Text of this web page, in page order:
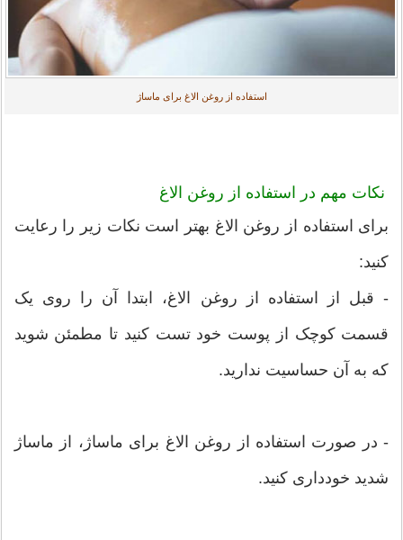
استفاده از روغن الاغ برای ماساژ
نکات مهم در استفاده از روغن الاغ
برای استفاده از روغن الاغ بهتر است نکات زیر را رعایت
کنید:
- قبل از استفاده از روغن الاغ، ابتدا آن را روی یک
قسمت کوچک از پوست خود تست کنید تا مطمئن شوید
که به آن حساسیت ندارید.
- در صورت استفاده از روغن الاغ برای ماساژ، از ماساژ
شدید خودداری کنید.